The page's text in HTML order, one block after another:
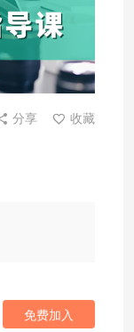
分享 收藏
免费加入